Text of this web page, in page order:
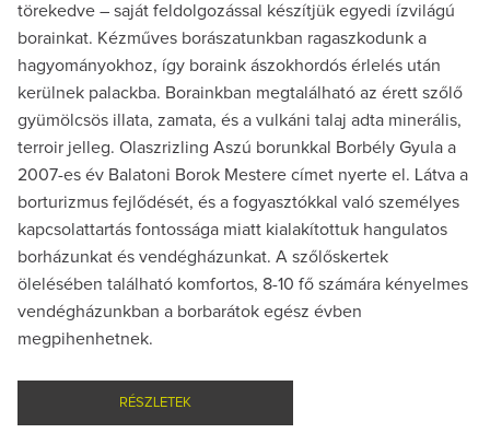
törekedve – saját feldolgozással készítjük egyedi ízvilágú
borainkat. Kézműves borászatunkban ragaszkodunk a
hagyományokhoz, így boraink ászokhordós érlelés után
kerülnek palackba. Borainkban megtalálható az érett szőlő
gyümölcsös illata, zamata, és a vulkáni talaj adta minerális,
terroir jelleg. Olaszrizling Aszú borunkkal Borbély Gyula a
2007-es év Balatoni Borok Mestere címet nyerte el. Látva a
borturizmus fejlődését, és a fogyasztókkal való személyes
kapcsolattartás fontossága miatt kialakítottuk hangulatos
borházunkat és vendégházunkat. A szőlőskertek
ölelésében található komfortos, 8-10 fő számára kényelmes
vendégházunkban a borbarátok egész évben
megpihenhetnek.
RÉSZLETEK